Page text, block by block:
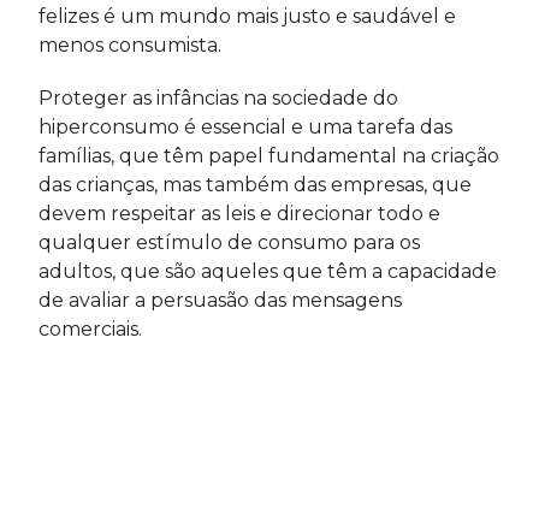
felizes é um mundo mais justo e saudável e
menos consumista.
Proteger as infâncias na sociedade do
hiperconsumo é essencial e uma tarefa das
famílias, que têm papel fundamental na criação
das crianças, mas também das empresas, que
devem respeitar as leis e direcionar todo e
qualquer estímulo de consumo para os
adultos, que são aqueles que têm a capacidade
de avaliar a persuasão das mensagens
comerciais.